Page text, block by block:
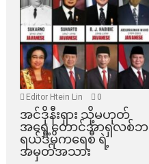
Editor Htein Lin 0
အင်ဒိုနီးရှား သို့မဟုတ်
အရှေ့တောင်အာရှလစ်ဘ
ရယ်ဒီမိုကရေစီ ရဲ့
အမှတ်အသား